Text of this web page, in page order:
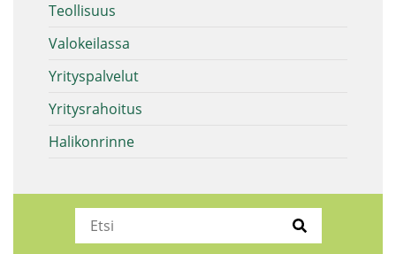
Teollisuus
Valokeilassa
Yrityspalvelut
Yritysrahoitus
Halikonrinne